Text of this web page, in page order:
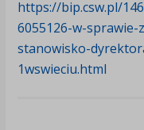
https://bip.csw.pl/
6055126-w-
stanowisko-
1wswieciu.html